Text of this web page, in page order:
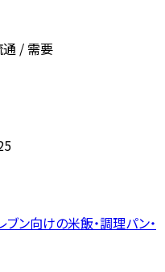
通 / 需要
ン向けの米飯・調理パン・